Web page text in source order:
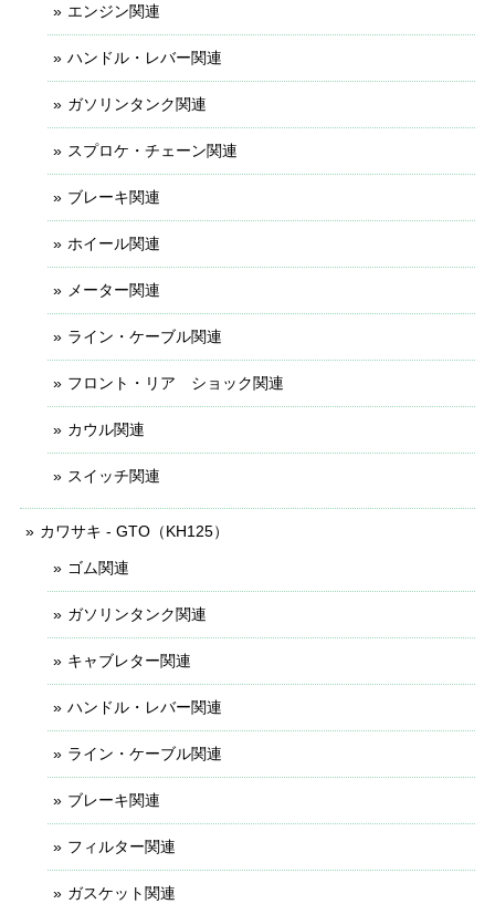
エンジン関連
ハンドル・レバー関連
ガソリンタンク関連
スプロケ・チェーン関連
ブレーキ関連
ホイール関連
メーター関連
ライン・ケーブル関連
フロント・リア ショック関連
カウル関連
スイッチ関連
カワサキ - GTO（KH125）
ゴム関連
ガソリンタンク関連
キャブレター関連
ハンドル・レバー関連
ライン・ケーブル関連
ブレーキ関連
フィルター関連
ガスケット関連